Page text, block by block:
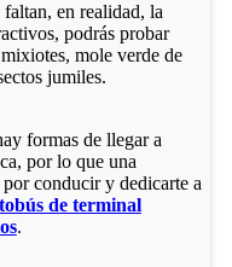
en realidad, la
podrás probar
mole verde de
jumiles.
formas de llegar a
por lo que una
conducir y dedicarte a
de terminal
.